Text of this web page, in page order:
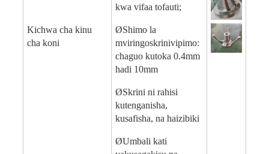
Kichwa cha kinu
cha koni
kwa vifaa tofauti;
ØShimo la
mviringoskrinivipimo:
chaguo kutoka 0.4mm
hadi 10mm
ØSkrini ni rahisi
kutenganisha,
kusafisha, na haizibiki
ØUmbali kati